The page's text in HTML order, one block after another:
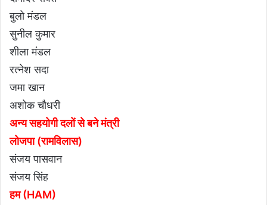
बुलो मंडल
सुनील कुमार
शीला मंडल
रत्नेश सदा
जमा खान
अशोक चौधरी
अन्य सहयोगी दलों से बने मंत्री
लोजपा (रामविलास)
संजय पासवान
संजय सिंह
हम (HAM)